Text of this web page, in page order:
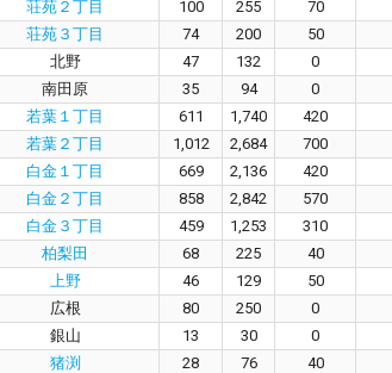
荘苑２丁目
100 255 70
荘苑３丁目
74 200 50
北野
47 132 0
南田原
35 94 0
若葉１丁目
611 1,740 420
若葉２丁目
1,012 2,684 700
白金１丁目
669 2,136 420
白金２丁目
858 2,842 570
白金３丁目
459 1,253 310
柏梨田
68 225 40
上野
46 129 50
広根
80 250 0
銀山
13 30 0
猪渕
28 76 40